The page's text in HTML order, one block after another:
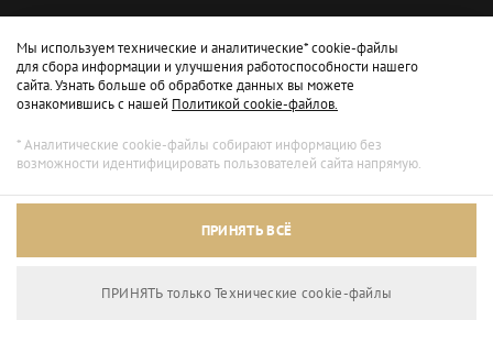
Мы используем технические и аналитические* cookie-файлы
для сбора информации и улучшения работоспособности нашего
сайта. Узнать больше об обработке данных вы можете
ознакомившись с нашей Политикой cookie-файлов.
* Аналитические cookie-файлы собирают информацию без
возможности идентифицировать пользователей сайта напрямую.
ПРИНЯТЬ ВСЁ
ПРИНЯТЬ только Технические сookie-файлы